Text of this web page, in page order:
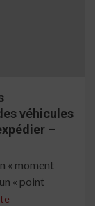
véhicules
–
« moment
« point